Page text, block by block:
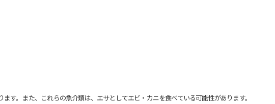
。また、これらの魚介類は、エサとしてエビ・カニを食べている可能性があります。